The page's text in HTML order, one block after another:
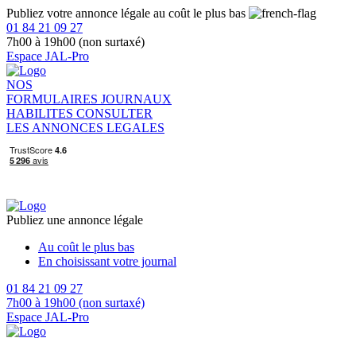
Publiez votre annonce légale au coût le plus bas
01 84 21 09 27
7h00 à 19h00 (non surtaxé)
Espace JAL-Pro
NOS
FORMULAIRES JOURNAUX
HABILITES CONSULTER
LES ANNONCES LEGALES
Publiez une annonce légale
Au coût le plus bas
En choisissant votre journal
01 84 21 09 27
7h00 à 19h00 (non surtaxé)
Espace JAL-Pro